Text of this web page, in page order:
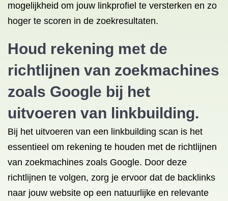
mogelijkheid om jouw linkprofiel te versterken en zo
hoger te scoren in de zoekresultaten.
Houd rekening met de
richtlijnen van zoekmachines
zoals Google bij het
uitvoeren van linkbuilding.
Bij het uitvoeren van een linkbuilding scan is het
essentieel om rekening te houden met de richtlijnen
van zoekmachines zoals Google. Door deze
richtlijnen te volgen, zorg je ervoor dat de backlinks
naar jouw website op een natuurlijke en relevante